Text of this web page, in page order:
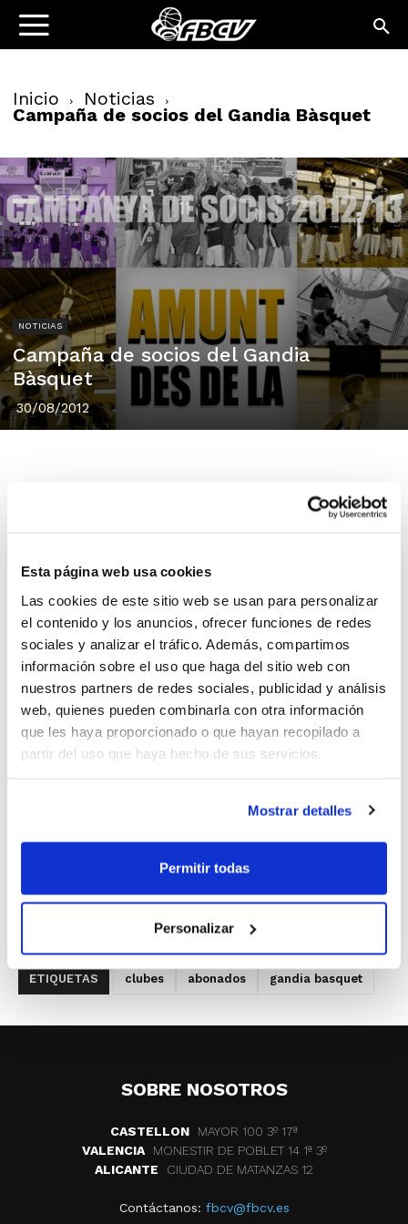
Esta página web usa cookies
Las cookies de este sitio web se usan para personalizar
el contenido y los anuncios, ofrecer funciones de redes
sociales y analizar el tráfico. Además, compartimos
información sobre el uso que haga del sitio web con
nuestros partners de redes sociales, publicidad y análisis
web, quienes pueden combinarla con otra información
que les haya proporcionado o que hayan recopilado a
partir del uso que haya hecho de sus servicios.
Mostrar detalles
Permitir todas
Personalizar
Inicio Noticias
Campaña de socios del Gandia Bàsquet
NOTICIAS
Campaña de socios del Gandia
Bàsquet
30/08/2012
El Gandia Bàsquet ha lanzado su campaña de socios
de la base, se ha diseñado un cartel identificativo del
espíritu de la entidad, una iniciativa que ha contado
con la colaboración de La Muixeranga de La Safor y del
jugador Lluís Aldandete Durá.
El lema ilustra el objetivo que persigue la Junta
Directiva de la entidad: construir y buscar
complicidades desde la sociedad para hacer un club
fuerte y capaz de llegar a cotas más altas.
(www.gandiabasquet.com) o en las oficinas
del Polideportivo Municipal en horario de 18
´00 a 20´00 h.
ETIQUETAS clubes abonados gandia basquet
SOBRE NOSOTROS
CASTELLON
MAYOR 100 3º 17ª
VALENCIA
MONESTIR DE POBLET 14 1ª 3º
ALICANTE
CIUDAD DE MATANZAS 12
Contáctanos: fbcv@fbcv.es